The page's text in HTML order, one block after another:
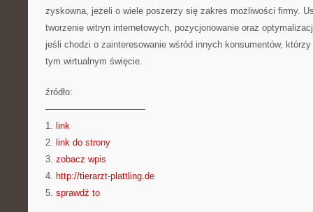
zyskowna, jeżeli o wiele poszerzy się zakres możliwości firmy.
tworzenie witryn internetowych, pozycjonowanie oraz
jeśli chodzi o zainteresowanie wśród innych konsumentów,
tym wirtualnym święcie.
źródło:
———————————
1. link
2. link do strony
3. zobacz wpis
4. http://tierarzt-plattling.de
5. sprawdź to